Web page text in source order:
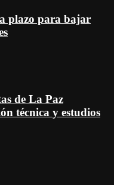
plazo para bajar
de La Paz
técnica y estudios